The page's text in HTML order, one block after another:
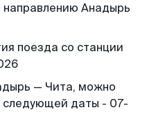
направлению Анадырь
поезда со станции
— Чита, можно
следующей даты - 07-